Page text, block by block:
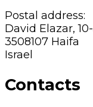
Postal address:
David Elazar, 10-
3508107 Haifa
Israel
Contacts